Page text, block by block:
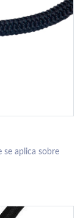
se aplica sobre